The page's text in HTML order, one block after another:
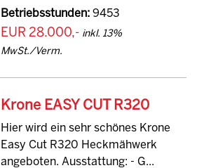
Betriebsstunden:9453
EUR 28.000,- inkl. 13%
MwSt./Verm.
Krone EASY CUT R320
Hier wird ein sehr schönes Krone
Easy Cut R320 Heckmähwerk
angeboten. Ausstattung: - G...